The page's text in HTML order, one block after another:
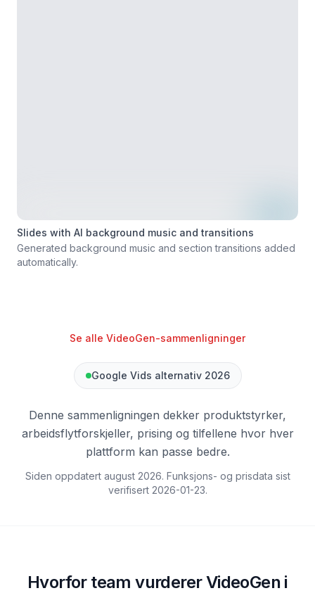
Slides with AI background music and transitions
Generated background music and section transitions added
automatically.
Se alle VideoGen-sammenligninger
Google Vids alternativ 2026
Denne sammenligningen dekker produktstyrker,
arbeidsflytforskjeller, prising og tilfellene hvor hver
plattform kan passe bedre.
Siden oppdatert august 2026. Funksjons- og prisdata sist
verifisert 2026-01-23.
Hvorfor team vurderer VideoGen i